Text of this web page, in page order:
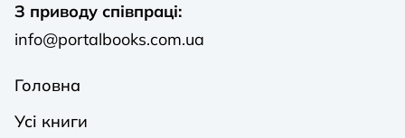
З приводу співпраці:
info@portalbooks.com.ua
Головна
Усі книги